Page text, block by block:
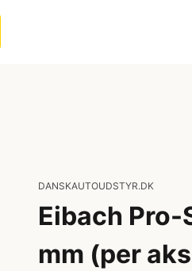
DANSKAUTOUDSTYR.DK
Eibach
mm (per